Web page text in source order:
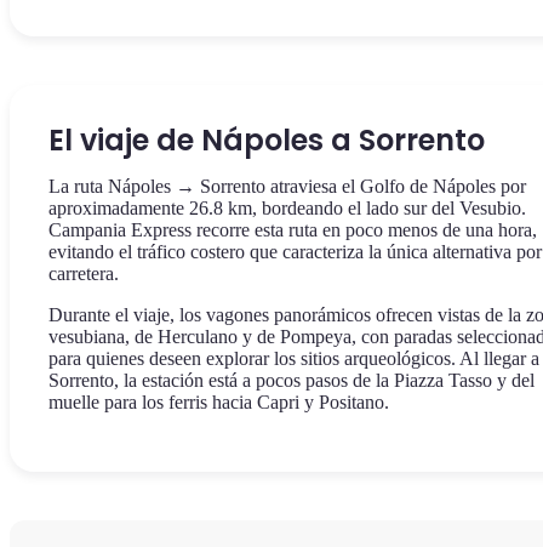
El viaje de Nápoles a Sorrento
La ruta Nápoles → Sorrento atraviesa el Golfo de Nápoles por
aproximadamente 26.8 km, bordeando el lado sur del Vesubio.
Campania Express recorre esta ruta en poco menos de una hora,
evitando el tráfico costero que caracteriza la única alternativa por
carretera.
Durante el viaje, los vagones panorámicos ofrecen vistas de la
vesubiana, de Herculano y de Pompeya, con paradas
para quienes deseen explorar los sitios arqueológicos. Al llegar a
Sorrento, la estación está a pocos pasos de la Piazza Tasso y del
muelle para los ferris hacia Capri y Positano.